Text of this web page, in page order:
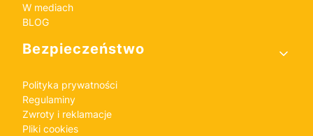
W mediach
BLOG
Bezpieczeństwo
Polityka prywatności
Regulaminy
Zwroty i reklamacje
Pliki cookies